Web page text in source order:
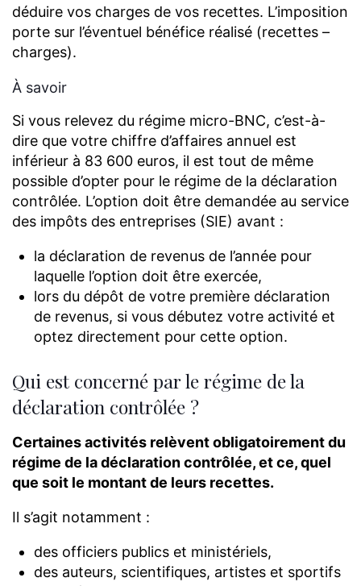
déduire vos charges de vos recettes. L’imposition
porte sur l’éventuel bénéfice réalisé (recettes –
charges).
À savoir
Si vous relevez du régime micro-BNC, c’est-à-
dire que votre chiffre d’affaires annuel est
inférieur à 83 600 euros, il est tout de même
possible d’opter pour le régime de la déclaration
contrôlée. L’option doit être demandée au service
des impôts des entreprises (SIE) avant :
la déclaration de revenus de l’année pour
laquelle l’option doit être exercée,
lors du dépôt de votre première déclaration
de revenus, si vous débutez votre activité et
optez directement pour cette option.
Qui est concerné par le régime de la
déclaration contrôlée ?
Certaines activités relèvent obligatoirement du
régime de la déclaration contrôlée, et ce, quel
que soit le montant de leurs recettes.
Il s’agit notamment :
des officiers publics et ministériels,
des auteurs, scientifiques, artistes et sportifs